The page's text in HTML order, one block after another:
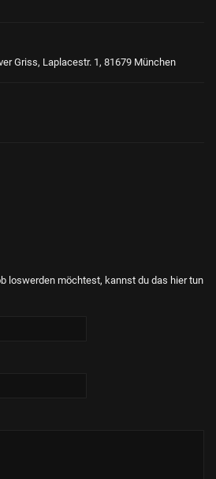
Griss, Laplacestr. 1, 81679 München
loswerden möchtest, kannst du das hier tun